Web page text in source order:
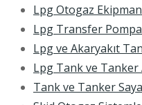
Lpg Otogaz
Lpg Transfer
Lpg ve Akaryakıt
Lpg Tank ve Tanker
Tank ve Tanker